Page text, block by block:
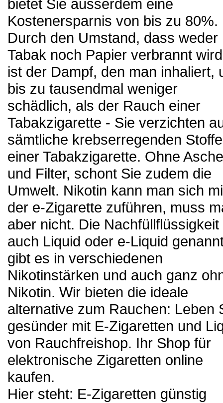
bietet Sie ausserdem eine
Kostenersparnis von bis zu 80%.
Durch den Umstand, dass weder
Tabak noch Papier verbrannt
ist der Dampf, den man inhaliert,
bis zu tausendmal weniger
schädlich, als der Rauch einer
Tabakzigarette - Sie verzichten
sämtliche krebserregenden Stoffe
einer Tabakzigarette. Ohne Asche
und Filter, schont Sie zudem die
Umwelt. Nikotin kann man sich
der e-Zigarette zuführen, muss
aber nicht. Die Nachfüllflüssigkeit
auch Liquid oder e-Liquid
gibt es in verschiedenen
Nikotinstärken und auch ganz
Nikotin. Wir bieten die ideale
alternative zum Rauchen: Leben
gesünder mit E-Zigaretten und
von Rauchfreishop. Ihr Shop für
elektronische Zigaretten online
kaufen.
Hier steht: E-Zigaretten günstig